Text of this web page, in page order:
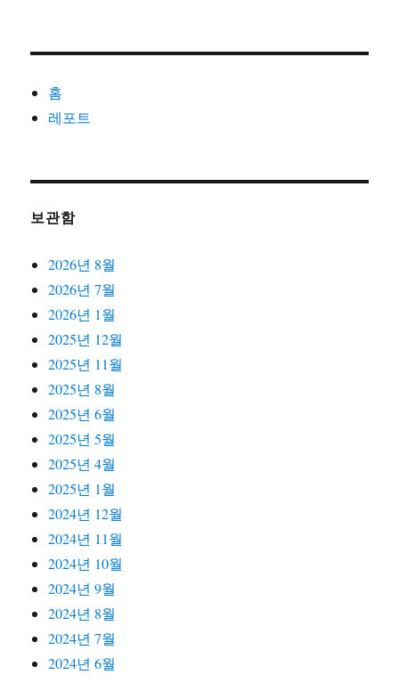
홈
레포트
보관함
2026년 8월
2026년 7월
2026년 1월
2025년 12월
2025년 11월
2025년 8월
2025년 6월
2025년 5월
2025년 4월
2025년 1월
2024년 12월
2024년 11월
2024년 10월
2024년 9월
2024년 8월
2024년 7월
2024년 6월